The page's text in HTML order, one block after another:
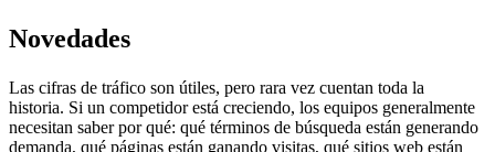
Novedades
Las cifras de tráfico son útiles, pero rara vez cuentan toda la
historia. Si un competidor está creciendo, los equipos generalmente
necesitan saber por qué: qué términos de búsqueda están generando
demanda, qué páginas están ganando visitas, qué sitios web están